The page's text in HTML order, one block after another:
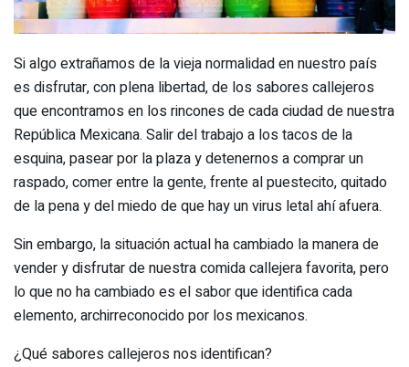
Si algo extrañamos de la vieja normalidad en nuestro país
es disfrutar, con plena libertad, de los sabores callejeros
que encontramos en los rincones de cada ciudad de nuestra
República Mexicana. Salir del trabajo a los tacos de la
esquina, pasear por la plaza y detenernos a comprar un
raspado, comer entre la gente, frente al puestecito, quitado
de la pena y del miedo de que hay un virus letal ahí afuera.
Sin embargo, la situación actual ha cambiado la manera de
vender y disfrutar de nuestra comida callejera favorita, pero
lo que no ha cambiado es el sabor que identifica cada
elemento, archirreconocido por los mexicanos.
¿Qué sabores callejeros nos identifican?